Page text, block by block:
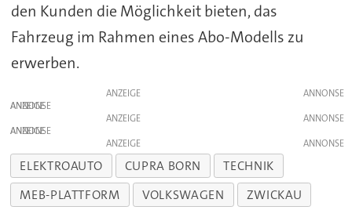
den Kunden die Möglichkeit bieten, das
Fahrzeug im Rahmen eines Abo-Modells zu
erwerben.
ANZEIGE
ANZEIGE
ANZEIGE
ANZEIGE
ANZEIGE
ELEKTROAUTO CUPRA BORN
TECHNIK
MEB-PLATTFORM
VOLKSWAGEN ZWICKAU